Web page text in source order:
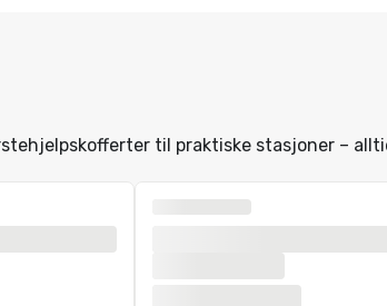
til praktiske stasjoner –